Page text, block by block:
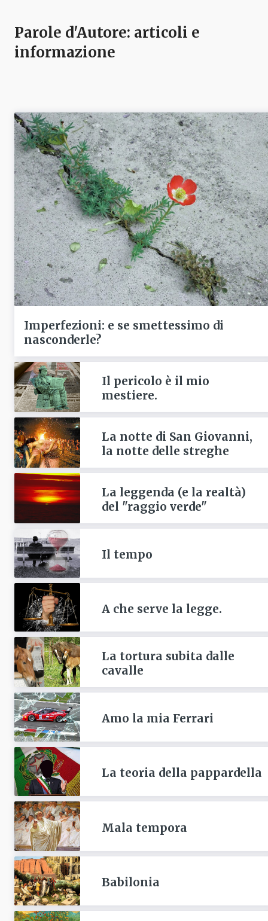
Parole d'Autore: articoli e
informazione
Imperfezioni: e se smettessimo di
nasconderle?
Il pericolo è il mio
mestiere.
La notte di San Giovanni,
la notte delle streghe
La leggenda (e la realtà)
del "raggio verde"
Il tempo
A che serve la legge.
La tortura subita dalle
cavalle
Amo la mia Ferrari
La teoria della pappardella
Mala tempora
Babilonia